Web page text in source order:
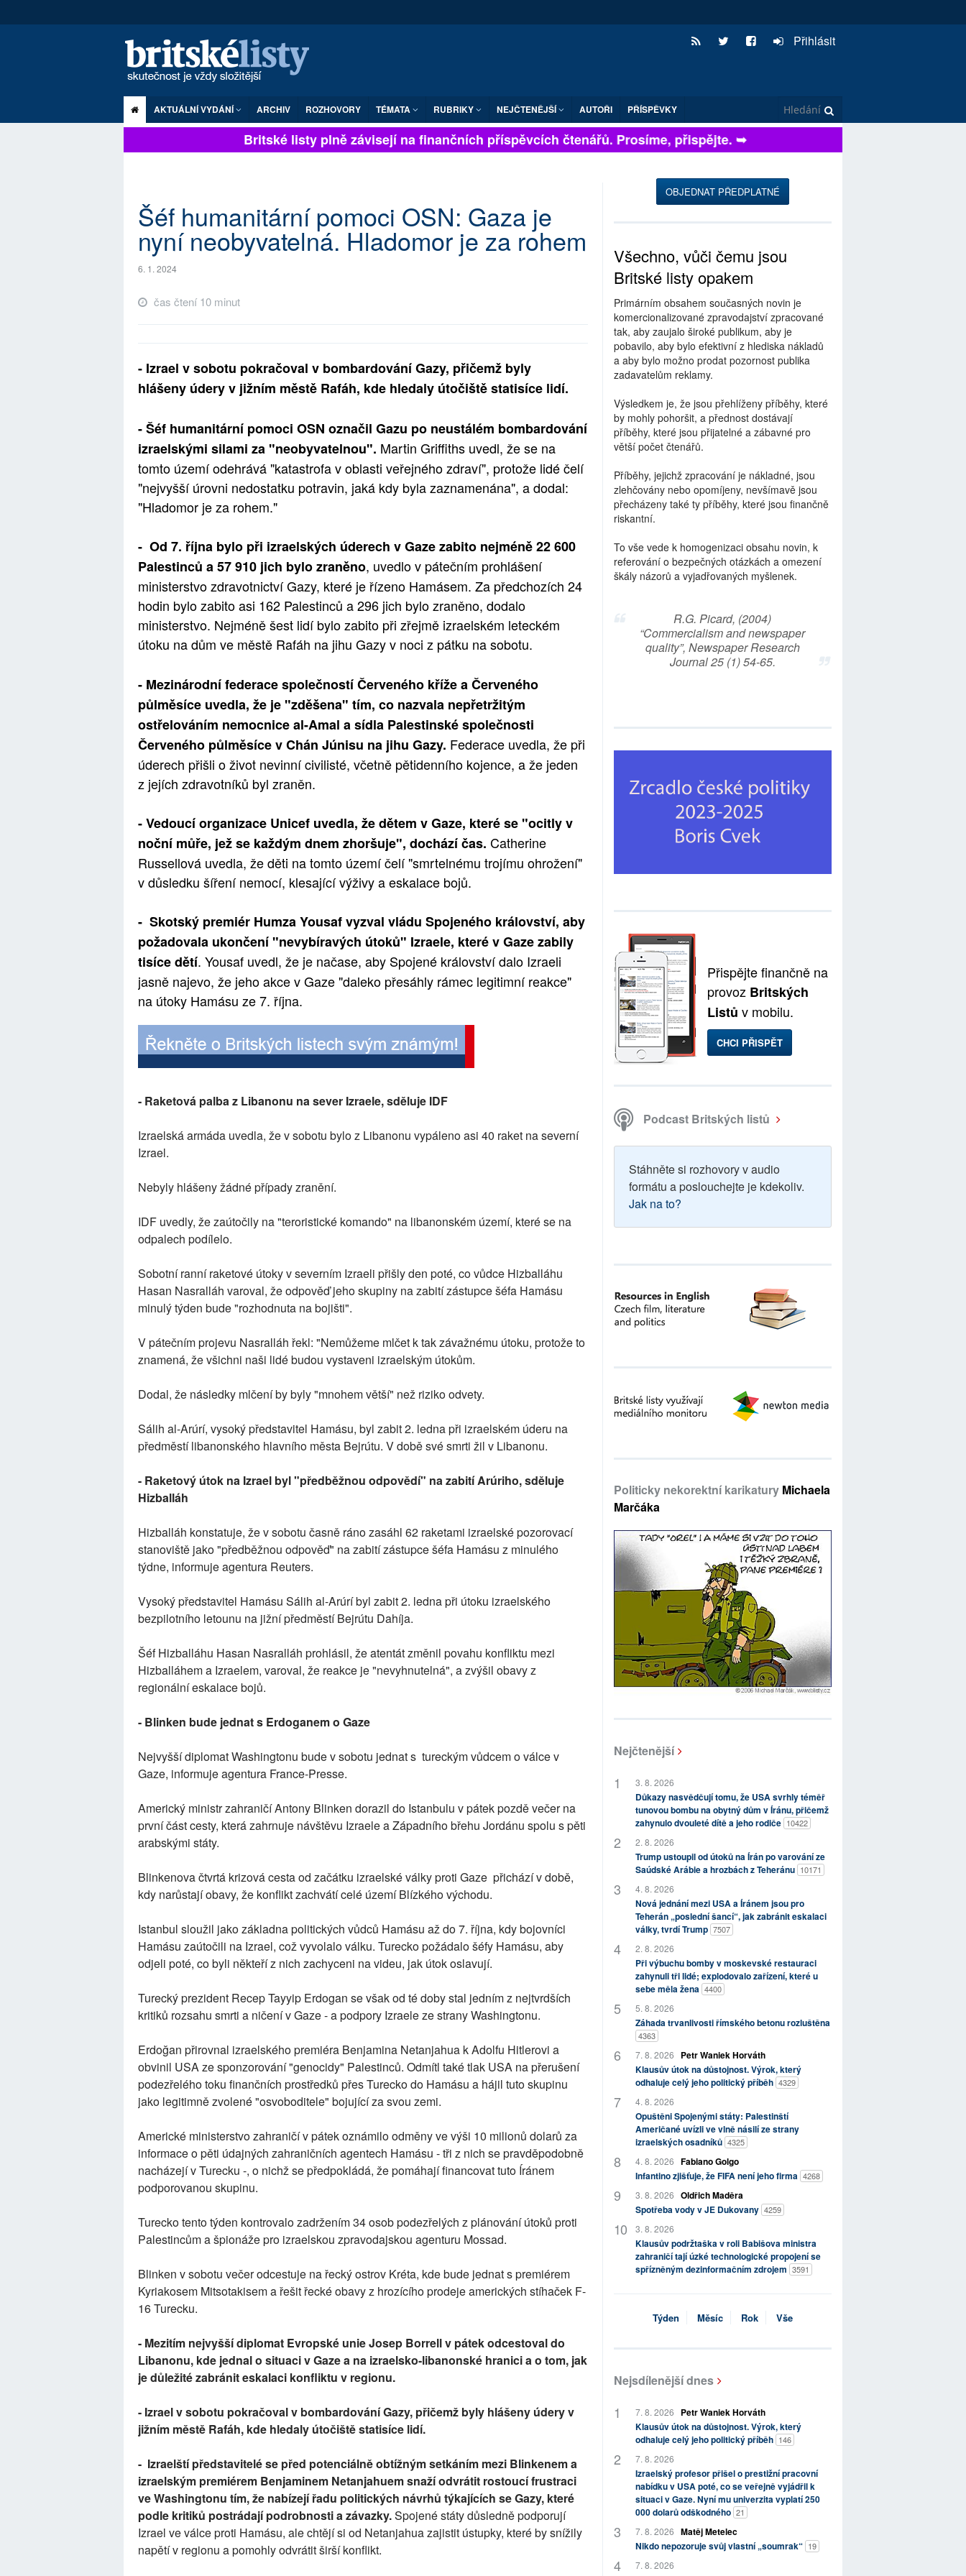
Přihlásit
AKTUÁLNÍ VYDÁNÍ ARCHIV ROZHOVORY TÉMATA RUBRIKY NEJČTENĚJŠÍ AUTOŘI PŘÍSPĚVKY
Britské listy plně závisejí na finančních příspěvcích čtenářů. Prosíme, přispějte. ➥
Šéf humanitární pomoci OSN: Gaza je
nyní neobyvatelná. Hladomor je za rohem
6. 1. 2024
čas čtení 10 minut
- Izrael v sobotu pokračoval v bombardování Gazy, přičemž byly
hlášeny údery v jižním městě Rafáh, kde hledaly útočiště statisíce lidí.
- Šéf humanitární pomoci OSN označil Gazu po neustálém bombardování
izraelskými silami za "neobyvatelnou". Martin Griffiths uvedl, že se na
tomto území odehrává "katastrofa v oblasti veřejného zdraví", protože lidé čelí
"nejvyšší úrovni nedostatku potravin, jaká kdy byla zaznamenána", a dodal:
"Hladomor je za rohem."
- Od 7. října bylo při izraelských úderech v Gaze zabito nejméně 22 600
Palestinců a 57 910 jich bylo zraněno, uvedlo v pátečním prohlášení
ministerstvo zdravotnictví Gazy, které je řízeno Hamásem. Za předchozích 24
hodin bylo zabito asi 162 Palestinců a 296 jich bylo zraněno, dodalo
ministerstvo. Nejméně šest lidí bylo zabito při zřejmě izraelském leteckém
útoku na dům ve městě Rafáh na jihu Gazy v noci z pátku na sobotu.
- Mezinárodní federace společností Červeného kříže a Červeného
půlměsíce uvedla, že je "zděšena" tím, co nazvala nepřetržitým
ostřelováním nemocnice al-Amal a sídla Palestinské společnosti
Červeného půlměsíce v Chán Júnisu na jihu Gazy. Federace uvedla, že při
úderech přišli o život nevinní civilisté, včetně pětidenního kojence, a že jeden
z jejích zdravotníků byl zraněn.
- Vedoucí organizace Unicef uvedla, že dětem v Gaze, které se "ocitly v
noční můře, jež se každým dnem zhoršuje", dochází čas. Catherine
Russellová uvedla, že děti na tomto území čelí "smrtelnému trojímu ohrožení"
v důsledku šíření nemocí, klesající výživy a eskalace bojů.
- Skotský premiér Humza Yousaf vyzval vládu Spojeného království, aby
požadovala ukončení "nevybíravých útoků" Izraele, které v Gaze zabily
tisíce dětí. Yousaf uvedl, že je načase, aby Spojené království dalo Izraeli
jasně najevo, že jeho akce v Gaze "daleko přesáhly rámec legitimní reakce"
na útoky Hamásu ze 7. října.
- Raketová palba z Libanonu na sever Izraele, sděluje IDF
Izraelská armáda uvedla, že v sobotu bylo z Libanonu vypáleno asi 40 raket na severní
Izrael.
Nebyly hlášeny žádné případy zranění.
IDF uvedly, že zaútočily na "teroristické komando" na libanonském území, které se na
odpalech podílelo.
Sobotní ranní raketové útoky v severním Izraeli přišly den poté, co vůdce Hizballáhu
Hasan Nasralláh varoval, že odpověď jeho skupiny na zabití zástupce šéfa Hamásu
minulý týden bude "rozhodnuta na bojišti".
V pátečním projevu Nasralláh řekl: "Nemůžeme mlčet k tak závažnému útoku, protože to
znamená, že všichni naši lidé budou vystaveni izraelským útokům.
Dodal, že následky mlčení by byly "mnohem větší" než riziko odvety.
Sálih al-Arúrí, vysoký představitel Hamásu, byl zabit 2. ledna při izraelském úderu na
předměstí libanonského hlavního města Bejrútu. V době své smrti žil v Libanonu.
- Raketový útok na Izrael byl "předběžnou odpovědí" na zabití Arúriho, sděluje
Hizballáh
Hizballáh konstatuje, že v sobotu časně ráno zasáhl 62 raketami izraelské pozorovací
stanoviště jako "předběžnou odpověď" na zabití zástupce šéfa Hamásu z minulého
týdne, informuje agentura Reuters.
Vysoký představitel Hamásu Sálih al-Arúrí byl zabit 2. ledna při útoku izraelského
bezpilotního letounu na jižní předměstí Bejrútu Dahíja.
Šéf Hizballáhu Hasan Nasralláh prohlásil, že atentát změnil povahu konfliktu mezi
Hizballáhem a Izraelem, varoval, že reakce je "nevyhnutelná", a zvýšil obavy z
regionální eskalace bojů.
- Blinken bude jednat s Erdoganem o Gaze
Nejvyšší diplomat Washingtonu bude v sobotu jednat s tureckým vůdcem o válce v
Gaze, informuje agentura France-Presse.
Americký ministr zahraničí Antony Blinken dorazil do Istanbulu v pátek pozdě večer na
první část cesty, která zahrnuje návštěvu Izraele a Západního břehu Jordánu spolu s pěti
arabskými státy.
Blinkenova čtvrtá krizová cesta od začátku izraelské války proti Gaze přichází v době,
kdy narůstají obavy, že konflikt zachvátí celé území Blízkého východu.
Istanbul sloužil jako základna politických vůdců Hamásu až do 7. října, kdy bojovníci
Hamásu zaútočili na Izrael, což vyvolalo válku. Turecko požádalo šéfy Hamásu, aby
odjeli poté, co byli někteří z nich zachyceni na videu, jak útok oslavují.
Turecký prezident Recep Tayyip Erdogan se však od té doby stal jedním z nejtvrdších
kritiků rozsahu smrti a ničení v Gaze - a podpory Izraele ze strany Washingtonu.
Erdoğan přirovnal izraelského premiéra Benjamina Netanjahua k Adolfu Hitlerovi a
obvinil USA ze sponzorování "genocidy" Palestinců. Odmítl také tlak USA na přerušení
podezřelého toku finančních prostředků přes Turecko do Hamásu a hájil tuto skupinu
jako legitimně zvolené "osvoboditele" bojující za svou zemi.
Americké ministerstvo zahraničí v pátek oznámilo odměny ve výši 10 milionů dolarů za
informace o pěti údajných zahraničních agentech Hamásu - tři z nich se pravděpodobně
nacházejí v Turecku -, o nichž se předpokládá, že pomáhají financovat tuto Íránem
podporovanou skupinu.
Turecko tento týden kontrovalo zadržením 34 osob podezřelých z plánování útoků proti
Palestincům a špionáže pro izraelskou zpravodajskou agenturu Mossad.
Blinken v sobotu večer odcestuje na řecký ostrov Kréta, kde bude jednat s premiérem
Kyriakosem Mitsotakisem a řešit řecké obavy z hrozícího prodeje amerických stíhaček F-
16 Turecku.
- Mezitím nejvyšší diplomat Evropské unie Josep Borrell v pátek odcestoval do
Libanonu, kde jednal o situaci v Gaze a na izraelsko-libanonské hranici a o tom, jak
je důležité zabránit eskalaci konfliktu v regionu.
- Izrael v sobotu pokračoval v bombardování Gazy, přičemž byly hlášeny údery v
jižním městě Rafáh, kde hledaly útočiště statisíce lidí.
- Izraelští představitelé se před potenciálně obtížným setkáním mezi Blinkenem a
izraelským premiérem Benjaminem Netanjahuem snaží odvrátit rostoucí frustraci
ve Washingtonu tím, že nabízejí řadu politických návrhů týkajících se Gazy, které
podle kritiků postrádají podrobnosti a závazky.Spojené státy důsledně podporují
Izrael ve válce proti Hamásu, ale chtějí si od Netanjahua zajistit ústupky, které by snížily
napětí v regionu a pomohly odvrátit širší konflikt.
OBJEDNAT PŘEDPLATNÉ
Všechno, vůči čemu jsou
Britské listy opakem
Primárním obsahem současných novin je
komercionalizované zpravodajství zpracované
tak, aby zaujalo široké publikum, aby je
pobavilo, aby bylo efektivní z hlediska nákladů
a aby bylo možno prodat pozornost publika
zadavatelům reklamy.
Výsledkem je, že jsou přehlíženy příběhy, které
by mohly pohoršit, a přednost dostávají
příběhy, které jsou přijatelné a zábavné pro
větší počet čtenářů.
Příběhy, jejichž zpracování je nákladné, jsou
zlehčovány nebo opomíjeny, nevšímavě jsou
přecházeny také ty příběhy, které jsou finančně
riskantní.
To vše vede k homogenizaci obsahu novin, k
referování o bezpečných otázkách a omezení
škály názorů a vyjadřovaných myšlenek.
R.G. Picard, (2004)
“Commercialism and newspaper
quality”, Newspaper Research
Journal 25 (1) 54-65.
Přispějte finančně na
provoz Britských
Listů v mobilu.
CHCI PŘISPĚT
Podcast Britských listů
Stáhněte si rozhovory v audio
formátu a poslouchejte je kdekoliv.
Jak na to?
Politicky nekorektní karikatury Michaela
Marčáka
Nejčtenější
3. 8. 2026
Důkazy nasvědčují tomu, že USA svrhly téměř
tunovou bombu na obytný dům v Íránu, přičemž
zahynulo dvouleté dítě a jeho rodiče 10422
2. 8. 2026
Trump ustoupil od útoků na Írán po varování ze
Saúdské Arábie a hrozbách z Teheránu 10171
4. 8. 2026
Nová jednání mezi USA a Íránem jsou pro
Teherán „poslední šancí“, jak zabránit eskalaci
války, tvrdí Trump 7507
2. 8. 2026
Při výbuchu bomby v moskevské restauraci
zahynuli tři lidé; explodovalo zařízení, které u
sebe měla žena 4400
5. 8. 2026
Záhada trvanlivosti římského betonu rozluštěna
4363
7. 8. 2026
Petr Waniek Horváth
Klausův útok na důstojnost. Výrok, který
odhaluje celý jeho politický příběh 4329
4. 8. 2026
Opuštěni Spojenými státy: Palestinští
Američané uvízli ve vlně násilí ze strany
izraelských osadníků 4325
4. 8. 2026 Fabiano Golgo
Infantino zjišťuje, že FIFA není jeho firma 4268
3. 8. 2026 Oldřich Maděra
Spotřeba vody v JE Dukovany 4259
3. 8. 2026
Klausův podržtaška v roli Babišova ministra
zahraničí tají úzké technologické propojení se
spřízněným dezinformačním zdrojem 3591
Týden Měsíc Rok Vše
Nejsdílenější dnes
7. 8. 2026
Petr Waniek Horváth
Klausův útok na důstojnost. Výrok, který
odhaluje celý jeho politický příběh 146
7. 8. 2026
Izraelský profesor přišel o prestižní pracovní
nabídku v USA poté, co se veřejně vyjádřil k
situaci v Gaze. Nyní mu univerzita vyplatí 250
000 dolarů odškodného 21
7. 8. 2026 Matěj Metelec
Nikdo nepozoruje svůj vlastní „soumrak“ 19
7. 8. 2026